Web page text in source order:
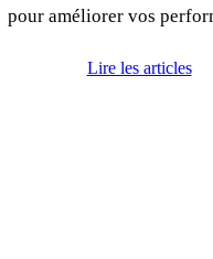
pour améliorer vos
Lire les articles